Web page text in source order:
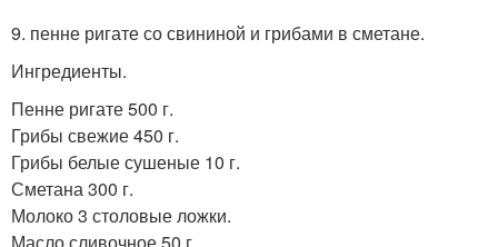
9. пенне ригате со свининой и грибами в сметане.
Ингредиенты.
Пенне ригате 500 г.
Грибы свежие 450 г.
Грибы белые сушеные 10 г.
Сметана 300 г.
Молоко 3 столовые ложки.